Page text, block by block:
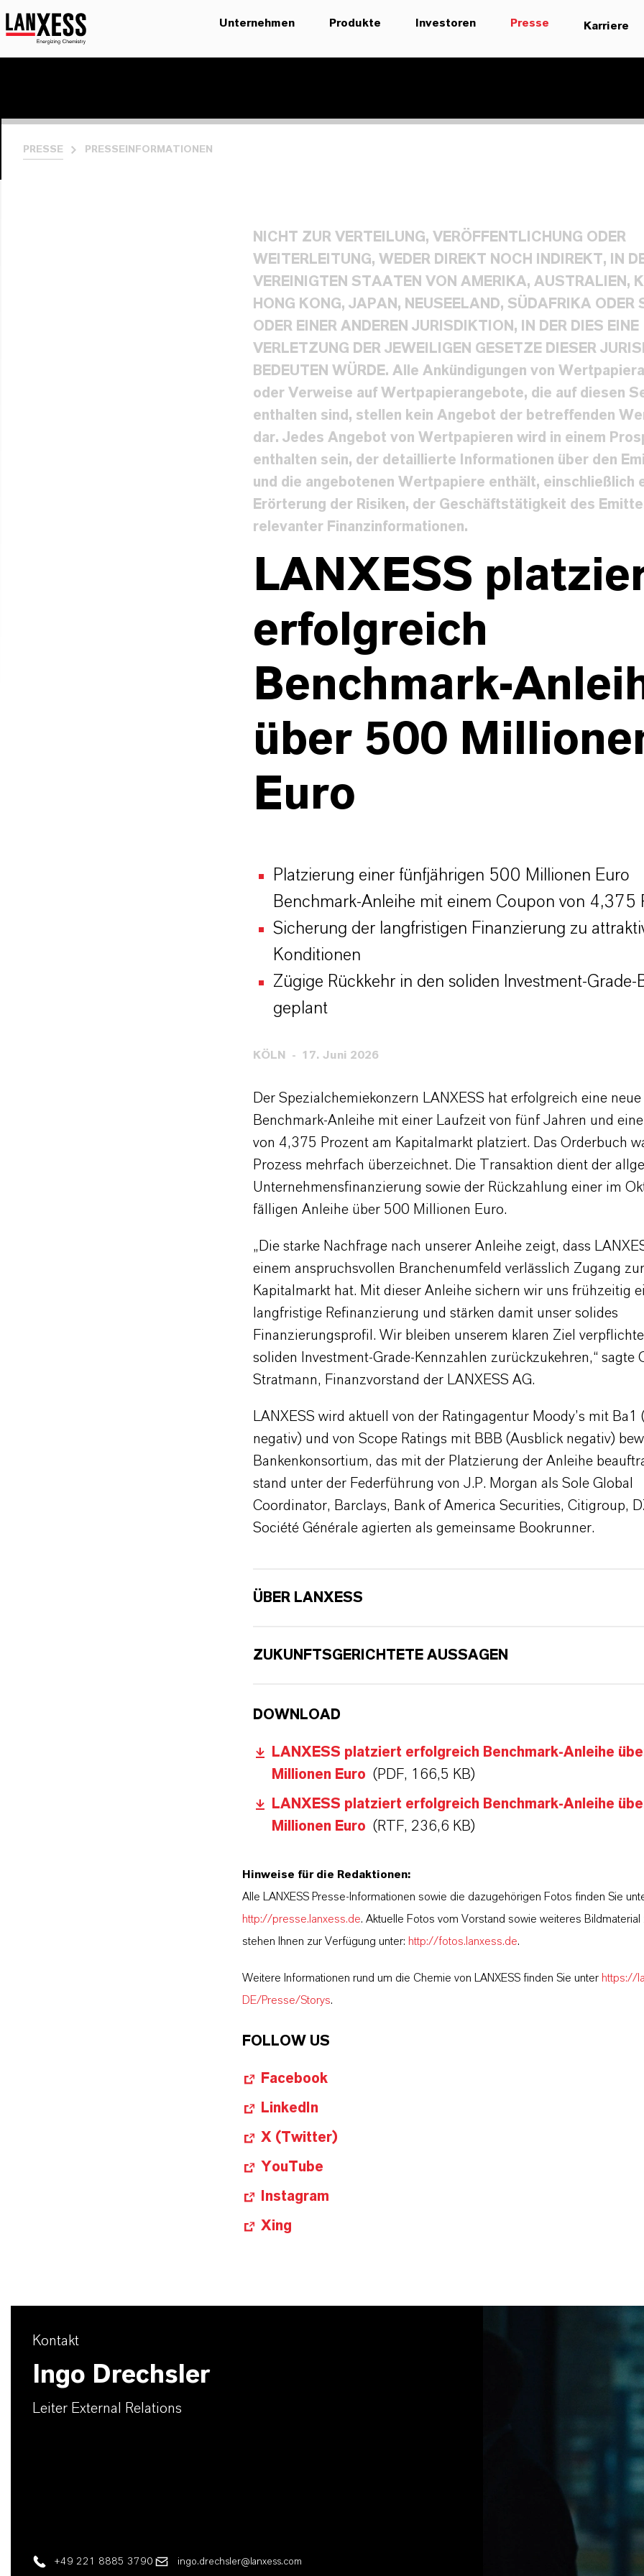
Unternehmen Produkte Investoren Presse Karriere
PRESSE PRESSEINFORMATIONEN
NICHT ZUR VERTEILUNG, VERÖFFENTLICHUNG ODER
WEITERLEITUNG, WEDER DIREKT NOCH INDIREKT, IN
VEREINIGTEN STAATEN VON AMERIKA, AUSTRALIEN,
HONG KONG, JAPAN, NEUSEELAND, SÜDAFRIKA ODER
ODER EINER ANDEREN JURISDIKTION, IN DER DIES EINE
VERLETZUNG DER JEWEILIGEN GESETZE DIESER
BEDEUTEN WÜRDE. Alle Ankündigungen von
oder Verweise auf Wertpapierangebote, die auf diesen
enthalten sind, stellen kein Angebot der betreffenden
dar. Jedes Angebot von Wertpapieren wird in einem
enthalten sein, der detaillierte Informationen über den
und die angebotenen Wertpapiere enthält, einschließlich
Erörterung der Risiken, der Geschäftstätigkeit des
relevanter Finanzinformationen.
LANXESS
erfolgreich
Benchmark-
über 500
Euro
Platzierung einer fünfjährigen 500 Millionen Euro
Benchmark-Anleihe mit einem Coupon von 4,375
Sicherung der langfristigen Finanzierung zu
Konditionen
Zügige Rückkehr in den soliden Investment-Grade-
geplant
KÖLN 17. Juni 2026
Der Spezialchemiekonzern LANXESS hat erfolgreich eine neue
Benchmark-Anleihe mit einer Laufzeit von fünf Jahren und
von 4,375 Prozent am Kapitalmarkt platziert. Das Orderbuch
Prozess mehrfach überzeichnet. Die Transaktion dient der
Unternehmensfinanzierung sowie der Rückzahlung einer im
fälligen Anleihe über 500 Millionen Euro.
„Die starke Nachfrage nach unserer Anleihe zeigt, dass
einem anspruchsvollen Branchenumfeld verlässlich Zugang
Kapitalmarkt hat. Mit dieser Anleihe sichern wir uns frühzeitig
langfristige Refinanzierung und stärken damit unser solides
Finanzierungsprofil. Wir bleiben unserem klaren Ziel
soliden Investment-Grade-Kennzahlen zurückzukehren,“ sagte
Stratmann, Finanzvorstand der LANXESS AG.
LANXESS wird aktuell von der Ratingagentur Moody’s mit Ba1
negativ) und von Scope Ratings mit BBB (Ausblick negativ)
Bankenkonsortium, das mit der Platzierung der Anleihe
stand unter der Federführung von J.P. Morgan als Sole Global
Coordinator, Barclays, Bank of America Securities, Citigroup,
Société Générale agierten als gemeinsame Bookrunner.
ÜBER LANXESS
ZUKUNFTSGERICHTETE AUSSAGEN
DOWNLOAD
LANXESS platziert erfolgreich Benchmark-Anleihe
Millionen Euro (PDF, 166,5 KB)
LANXESS platziert erfolgreich Benchmark-Anleihe
Millionen Euro (RTF, 236,6 KB)
Hinweise für die Redaktionen:
Alle LANXESS Presse-Informationen sowie die dazugehörigen Fotos finden Sie
http://presse.lanxess.de. Aktuelle Fotos vom Vorstand sowie weiteres Bildmaterial
stehen Ihnen zur Verfügung unter: http://fotos.lanxess.de.
Weitere Informationen rund um die Chemie von LANXESS finden Sie unter https://
DE/Presse/Storys.
FOLLOW US
Facebook
LinkedIn
X (Twitter)
YouTube
Instagram
Xing
Kontakt
Ingo Drechsler
Leiter External Relations
+49 221 8885 3790 ingo.drechsler@lanxess.com